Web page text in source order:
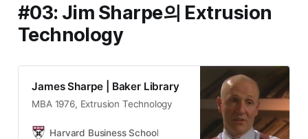
#03: Jim Sharpe의 Extrusion
Technology
James Sharpe | Baker Library
MBA 1976, Extrusion Technology
Harvard Business School